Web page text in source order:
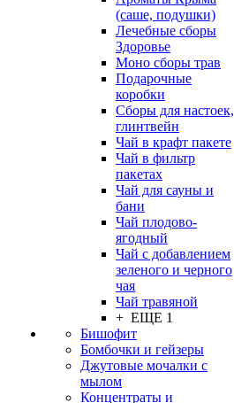
(саше, подушки)
Лечебные сборы
Здоровье
Моно сборы трав
Подарочные
коробки
Сборы для настоек,
глинтвейн
Чай в крафт пакете
Чай в фильтр
пакетах
Чай для сауны и
бани
Чай плодово-
ягодный
Чай с добавлением
зеленого и черного
чая
Чай травяной
+ ЕЩЕ 1
Бишофит
Бомбочки и гейзеры
Джутовые мочалки с
мылом
Концентраты и